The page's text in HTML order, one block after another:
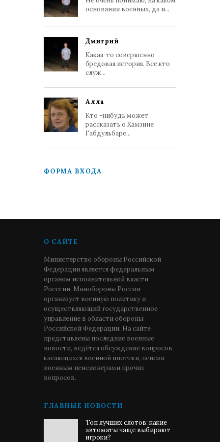
основании военных, да и...
Дмитрий
Какая-то совершенно
бредовая история. Все кто
служ...
Алла
Кто -нибудь может
рассказать о Хамзине
Габдульбаре...
ФОРМА ВХОДА
О САЙТЕ
Министерство обороны Российской
Федерации является федеральным
органом исполнительной власти
Росссии. Минобороны России
организует военную политику и
осуществляющий государственное
управление в области обороны
Российской Федерации. На сайте
представлены последние военные
новости, ведётся обсуждение вопросов,
касающихся военной ипотеки, пенсии
военным пенсионерами прочих
вопросов.
ГЛАВНЫЕ НОВОСТИ
Топ лучших слотов: какие
автоматы чаще выбирают
игроки?